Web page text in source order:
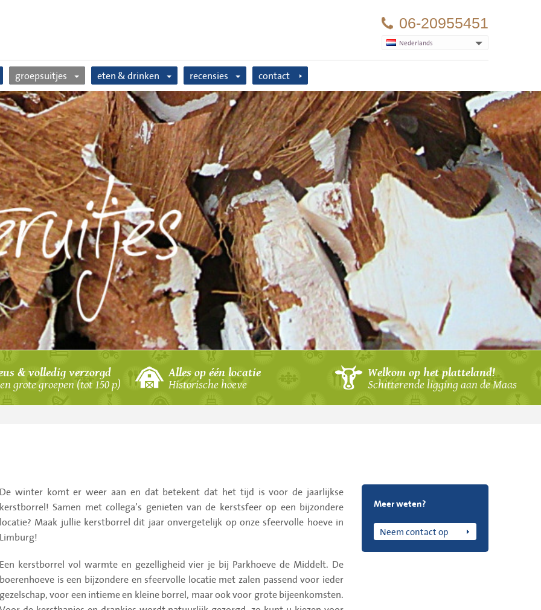
06-20955451
Nederlands
tocht
groepsuitjes
familiedag
vriendendag
bedrijfsuitje
vrijgezellenfeest
kinderfeestje
kerstborrel
nieuwjaarsborrel
eten & drinken
lunchen
barbecue all-in
boerenbakpan
ijscoupes
terras
zalen
brunchen
high tea
boerenontbijt
recensies
over ons
werken bij
contact
& volledig verzorgd
grote groepen (tot 150 p)
Alles op één locatie
Historische hoeve
Welkom op het platteland!
Schitterende ligging aan de Maas
De winter komt er weer aan en dat betekent dat het tijd is voor de jaarlijkse
kerstborrel! Samen met collega’s genieten van de kerstsfeer op een bijzondere
locatie? Maak jullie kerstborrel dit jaar onvergetelijk op onze sfeervolle hoeve in
Limburg!
Een kerstborrel vol warmte en gezelligheid vier je bij Parkhoeve de Middelt. De
boerenhoeve is een bijzondere en sfeervolle locatie met zalen passend voor ieder
gezelschap, voor een intieme en kleine borrel, maar ook voor grote bijeenkomsten.
Meer weten?
Neem contact op